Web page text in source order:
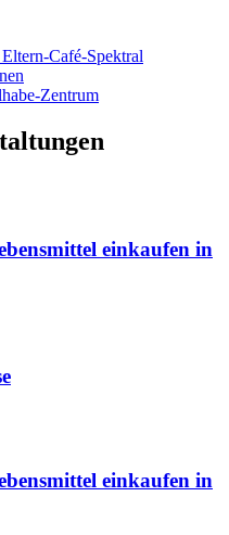
Café-Spektral
Zentrum
einkaufen in
einkaufen in